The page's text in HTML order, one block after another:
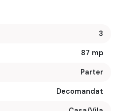
3
87 mp
Parter
Decomandat